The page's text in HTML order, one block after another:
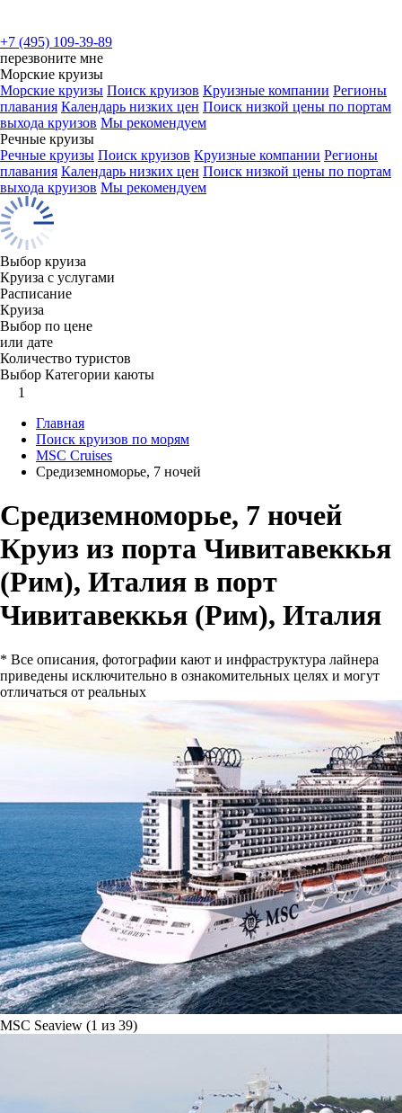
+7 (495) 109-39-89
перезвоните мне
Морские круизы
Морские круизы Поиск круизов Круизные компании Регионы
плавания Календарь низких цен Поиск низкой цены по портам
выхода круизов Мы рекомендуем
Речные круизы
Речные круизы Поиск круизов Круизные компании Регионы
плавания Календарь низких цен Поиск низкой цены по портам
выхода круизов Мы рекомендуем
Выбор круиза
Круиза с услугами
Расписание
Круиза
Выбор по цене
или дате
Количество туристов
Выбор Категории каюты
1
Главная
Поиск круизов по морям
MSC Cruises
Средиземноморье, 7 ночей
Средиземноморье, 7 ночей
Круиз из порта Чивитавеккья
(Рим), Италия в порт
Чивитавеккья (Рим), Италия
* Все описания, фотографии кают и инфраструктура лайнера
приведены исключительно в ознакомительных целях и могут
отличаться от реальных
MSC Seaview (1 из 39)